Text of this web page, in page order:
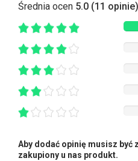
Średnia ocen 5.0 (11 opinie)
Aby dodać opinię musisz być
zakupiony u nas produkt.